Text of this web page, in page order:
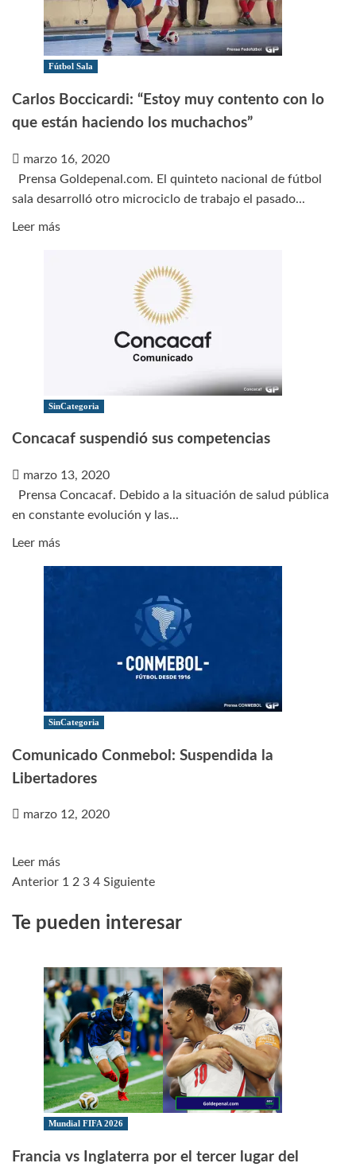
2021
Fútbol Sala
Carlos Boccicardi: “Estoy muy contento con lo
que están haciendo los muchachos”
marzo 16, 2020
Prensa Goldepenal.com. El quinteto nacional de fútbol
sala desarrolló otro microciclo de trabajo el pasado...
Leer másLeer
lo
están
SinCategoria
Concacaf suspendió sus competencias
marzo 13, 2020
Prensa Concacaf. Debido a la situación de salud pública
en constante evolución y las...
Leer másLeer
competencias
SinCategoria
Comunicado Conmebol: Suspendida la
Libertadores
marzo 12, 2020
Leer másLeer
más
Comunicado
la
Libertadores
Paginación
de
Anterior 1 2 3 4 Siguiente
Te pueden interesar
Mundial FIFA 2026
Francia vs Inglaterra por el tercer lugar del